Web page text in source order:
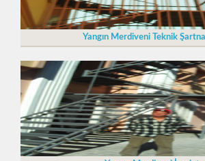
Yangın Merdiveni Teknik